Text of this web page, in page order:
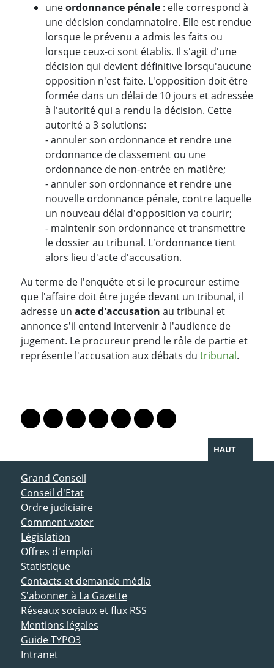
uneordonnance pénale : elle correspond à
une décision condamnatoire. Elle est rendue
lorsque le prévenu a admis les faits ou
lorsque ceux-ci sont établis. Il s'agit d'une
décision qui devient définitive lorsqu'aucune
opposition n'est faite. L'opposition doit être
formée dans un délai de 10 jours et adressée
à l'autorité qui a rendu la décision. Cette
autorité a 3 solutions:
- annuler son ordonnance et rendre une
ordonnance de classement ou une
ordonnance de non-entrée en matière;
- annuler son ordonnance et rendre une
nouvelle ordonnance pénale, contre laquelle
un nouveau délai d'opposition va courir;
- maintenir son ordonnance et transmettre
le dossier au tribunal. L'ordonnance tient
alors lieu d'acte d'accusation.
Au terme de l'enquête et si le procureur estime
que l'affaire doit être jugée devant un tribunal, il
adresse un acte d'accusation au tribunal et
annonce s'il entend intervenir à l'audience de
jugement. Le procureur prend le rôle de partie et
représente l'accusation aux débats du tribunal.
Lien vers le profil Mastodon
Lien vers le profil Bluesky
Lien vers le profil Instagram
Lien vers le profil Linkedin
Lien vers le profil Facebook
Lien vers le profil Twitter
Partager par WhatsApp
HAUT
ACCÈS DIRECT
Grand Conseil
Conseil d'Etat
Ordre judiciaire
Comment voter
Législation
Offres d'emploi
Statistique
Contacts et demande média
S'abonner à La Gazette
Réseaux sociaux et flux RSS
Mentions légales
Guide TYPO3
Intranet